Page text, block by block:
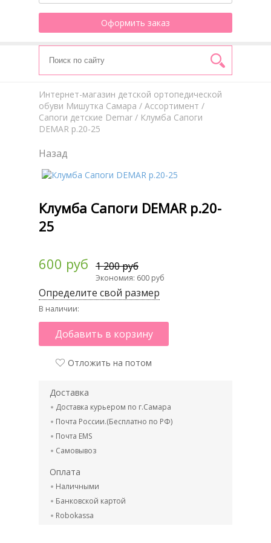
Оформить заказ
Интернет-магазин детской ортопедической
обуви Мишутка Самара / Aссортимент /
Сапоги детские Demar / Клумба Сапоги
DEMAR р.20-25
Назад
Клумба Сапоги DEMAR р.20-
25
600 руб 1 200 руб
Экономия: 600 руб
Определите свой размер
В наличии:
Добавить в корзину
Отложить на потом
Доставка
Доставка курьером по г.Самара
Почта России.(Бесплатно по РФ)
Почта EMS
Самовывоз
Оплата
Наличными
Банковской картой
Robokassa